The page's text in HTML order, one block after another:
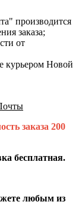
производится
заказа;
от
курьером Новой
заказа 200
бесплатная.
любым из